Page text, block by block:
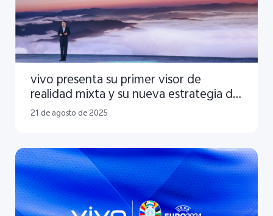
vivo presenta su primer visor de
realidad mixta y su nueva estrategia de
imagen en su 30ª aniversario
21 de agosto de 2025